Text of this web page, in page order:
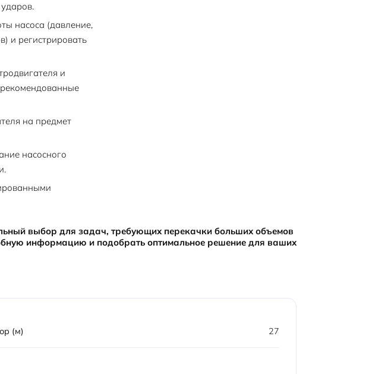
насоса (давление,
и регистрировать
и
рекомендованные
на предмет
насосного
выбор для задач, требующих перекачки больших объемов
информацию и подобрать оптимальное решение для ваших
(м) 27